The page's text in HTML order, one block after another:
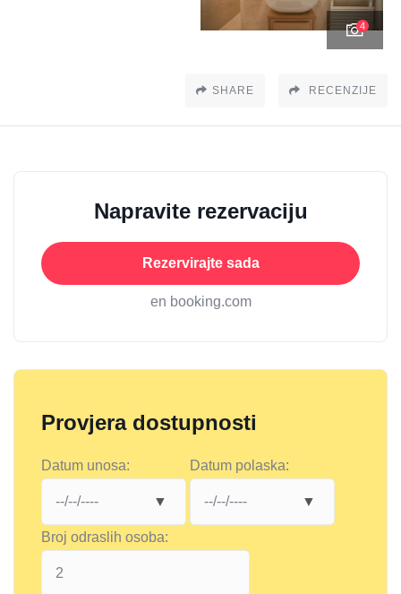
4
SHARE RECENZIJE
Napravite rezervaciju
Rezervirajte sada
en booking.com
Provjera dostupnosti
Datum unosa: Datum polaska:
Broj odraslih osoba: